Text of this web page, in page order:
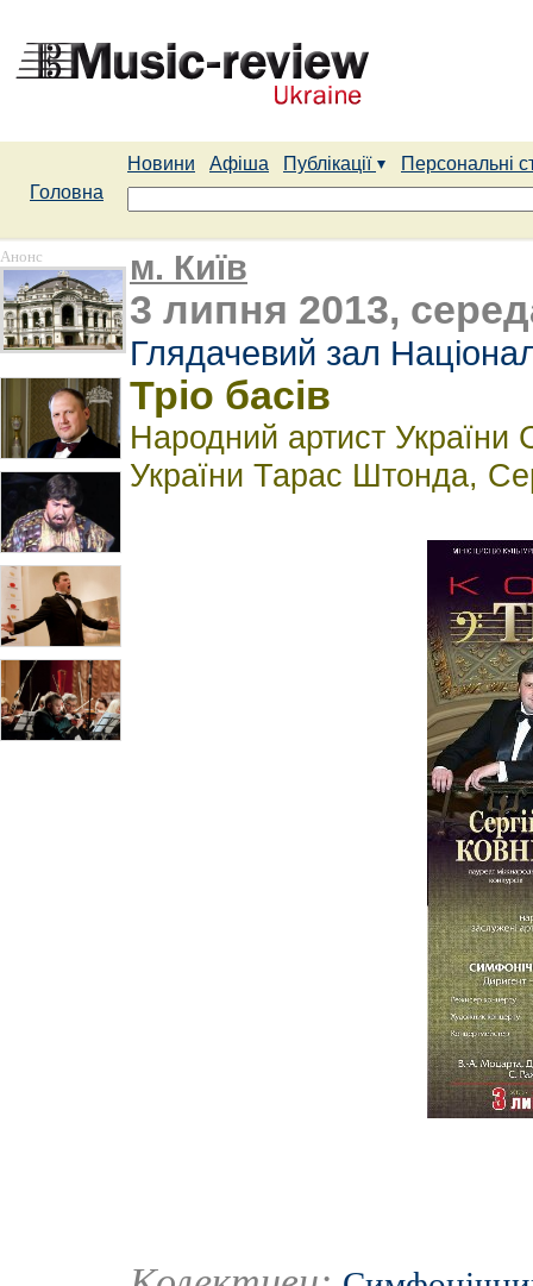
Новини Афіша Публікації
Персональні
Головна
Анонс м. Київ
3 липня 2013,
Глядачевий зал
Тріо басів
Народний артист України
України Тарас Штонда,